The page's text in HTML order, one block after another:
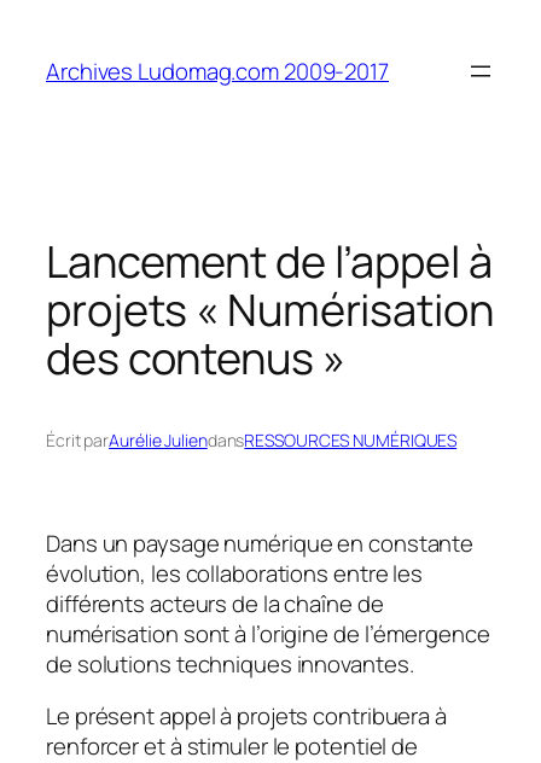
contenu
Archives Ludomag.com 2009-2017
Lancement de l’appel à
projets « Numérisation
des contenus »
Écrit parAurélie JuliendansRESSOURCES NUMÉRIQUES
Dans un paysage numérique en constante
évolution, les collaborations entre les
différents acteurs de la chaîne de
numérisation sont à l’origine de l’émergence
de solutions techniques innovantes.
Le présent appel à projets contribuera à
renforcer et à stimuler le potentiel de